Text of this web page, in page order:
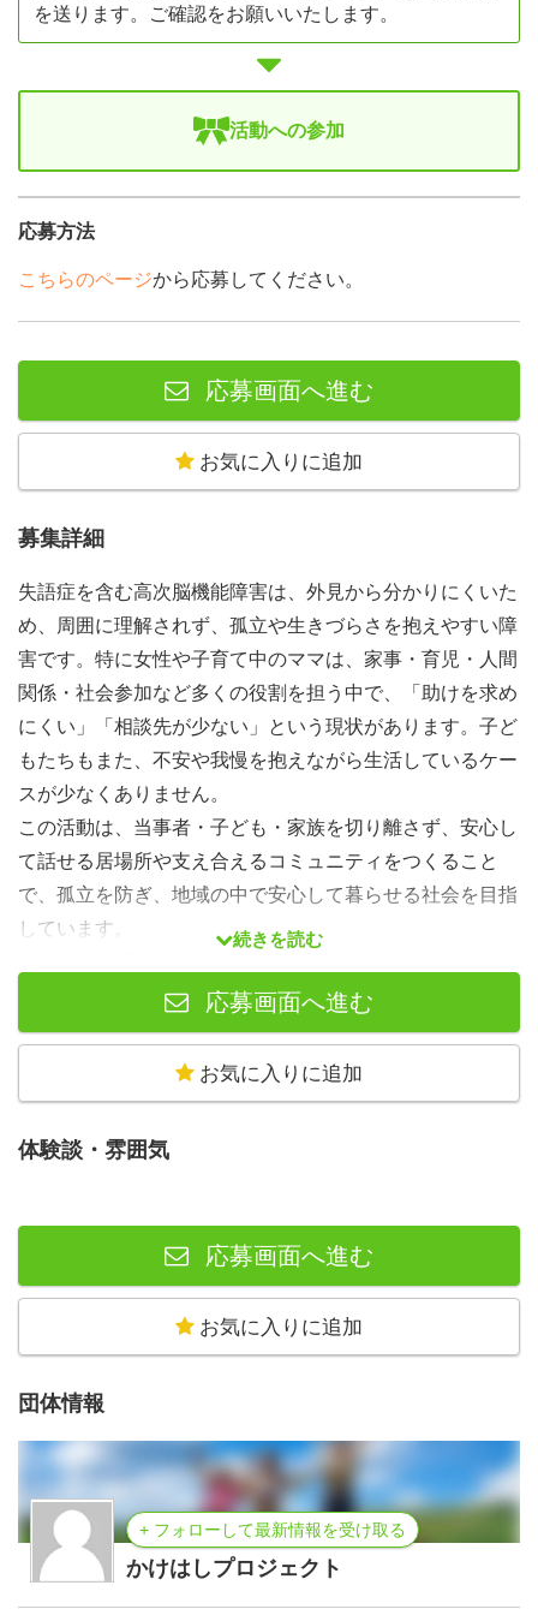
を送ります。ご確認をお願いいたします。
活動への参加
応募方法
こちらのページから応募してください。
応募画面へ進む
お気に入りに追加
募集詳細
失語症を含む高次脳機能障害は、外見から分かりにくいた
め、周囲に理解されず、孤立や生きづらさを抱えやすい障
害です。特に女性や子育て中のママは、家事・育児・人間
関係・社会参加など多くの役割を担う中で、「助けを求め
にくい」「相談先が少ない」という現状があります。子ど
もたちもまた、不安や我慢を抱えながら生活しているケー
スが少なくありません。
この活動は、当事者・子ども・家族を切り離さず、安心し
て話せる居場所や支え合えるコミュニティをつくること
で、孤立を防ぎ、地域の中で安心して暮らせる社会を目指
しています。
に気づける社会づくりにもつながります。
参加する女性や子育てママにとっては、悩みを共有できる
仲間と出会えたり、自分らしさや自信を取り戻せたりする
ことが大きな魅力です。子どもたちにとっても、「自分だ
験、自分の気持ちを表現できる環境につながります。
コミュニケーション支援について学べるだけでなく、人と
深く関わる力や共感力、社会課題に向き合う視点を得るこ
とができます。
誰かを支える経験は、自分自身の成長や価値観の広がりに
ない出会いを得られる活動です。
続きを読む
応募画面へ進む
お気に入りに追加
体験談・雰囲気
応募画面へ進む
お気に入りに追加
団体情報
+ フォローして最新情報を受け取る
かけはしプロジェクト